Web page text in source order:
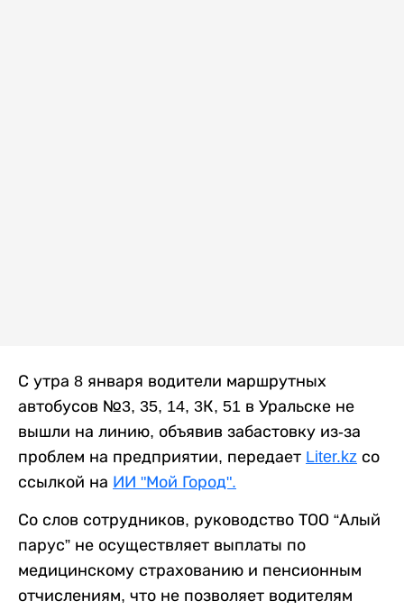
С утра 8 января водители маршрутных
автобусов №3, 35, 14, 3К, 51 в Уральске не
вышли на линию, объявив забастовку из-за
проблем на предприятии, передает Liter.kz со
ссылкой на ИИ "Мой Город".
Со слов сотрудников, руководство ТОО “Алый
парус” не осуществляет выплаты по
медицинскому страхованию и пенсионным
отчислениям, что не позволяет водителям